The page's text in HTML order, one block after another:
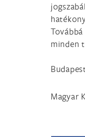
minden
Magyar